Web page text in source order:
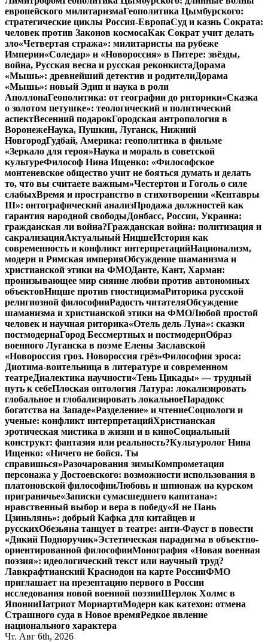
европейского милитаризмаГеополитика Цымбурского:
стратегические циклы Россия-ЕвропаСуд и казнь Сократа:
человек против Законов космосаКак Сократ учит делать
зло«Четвертая стража»: милитаристы на рубеже
Империи«Соледар» и «Новороссия» в Питере: звёзды,
война, Русская весна и русская реконкистаДорама
«Мышь»: древнейший детектив и родителиДорама
«Мышь»: новый Эдип и наука в роли
АполлонаГеополитика: от географии до риторики«Сказка
о золотом петушке»: теологический и политический
аспектВесенний подарокГородская антропология в
ВоронежеНаука, Пушкин, Луганск, Нижний
НовгородГудбай, Америка: геополитика в фильме
«Зеркало для героя»Наука и мораль в советской
культуреФилософ Нина Ищенко: «Философское
монтеневское общество учит не бояться думать и делать
то, что вы считаете важным»Честертон и Гоголь о силе
слабыхВремя и пространство в стихотворении «Кентавры
III»: онтографический анализПродажа должностей как
гарантия народной свободыДонбасс, Россия, Украина:
гражданская ли война?Гражданская война: политизация и
сакрализацияАктуальный НицшеИстория как
современность и конфликт интерпретацийНационализм,
модерн и Римская империяОбсуждение шаманизма и
христианской этики на ФМОДанте, Кант, Харман:
пронизывающее мир сияние любви против автономных
объектовНицше против гностицизмаРиторика русской
религиозной философииРадость читателяОбсуждение
шаманизма и христианской этики на ФМОЛюбой простой
человек и научная риторика«Отель дель Луна»: сказки
постмодернаГород Бессмертных и постмодернОбраз
военного Луганска в поэме Елены Заславской
«Новороссия гроз. Новороссия грёз»Философия эроса:
Диотима-воительница в литературе и современном
театреДиалектика научности«Тень Цикады» — трудный
путь к себеПлоская онтология Латура: локализировать
глобальное и глобализировать локальноеПарадокс
богатства на Западе«Разделение» и чтениеСоциологи и
ученые: конфликт интерпретацийХристианская
эротическая мистика в жизни и в киноСоциальный
конструкт: фантазия или реальность?Культуролог Нина
Ищенко: «Ничего не бойся. Ты
справишься»Разочарования зимыКомпрометация
персонажа у Достоевского: возможности использования в
платоновской философииЛюбовь и шпионаж на курском
приграничье«Записки сумасшедшего капитана»:
нравственный выбор и вера в победу«Я не Пань
Цзиньлянь»: добрый Кафка для китайцев и
русскихОбезьяна танцует в театре: анти-Фауст в повести
«Дикий Подпоручик»Эстетическая парадигма в объектно-
ориентированной философииМонография «Новая военная
поэзия»: идеологический текст или научный труд?
Лавкрафтианский Краснодон на карте РоссииФМО
приглашает на презентацию первого в России
исследования новой военной поэзииШерлок Холмс в
ЯпонииПатриот МориартиМодерн как катехон: отмена
Страшного суда в Новое времяРедкое явление
национального характера
Чт. Авг 6th, 2026